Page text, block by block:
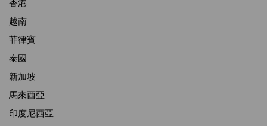
香港
越南
菲律賓
泰國
新加坡
馬來西亞
印度尼西亞